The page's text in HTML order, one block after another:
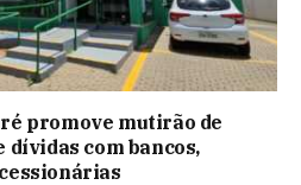
promove mutirão de
dívidas com bancos,